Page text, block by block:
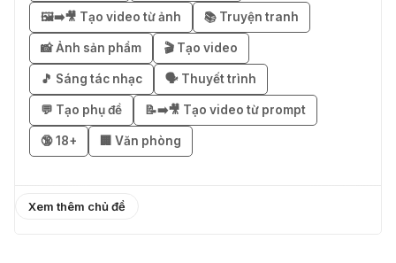
֎ Cách nhận ChatGPT Go 12 tháng
miễn phí
01 Thg 08 2026
🎁 Hướng dẫn nhận Capcut Pro 1
năm miễn phí
🖼️➡️🎥 Tạo video từ ảnh 📚 Truyện tranh
📸 Ảnh sản phẩm 🎬 Tạo video
🎵 Sáng tác nhạc 🗣️ Thuyết trình
💬 Tạo phụ đề 📝➡️🎥 Tạo video từ prompt
🔞 18+ 🏢 Văn phòng
Xem thêm chủ đề